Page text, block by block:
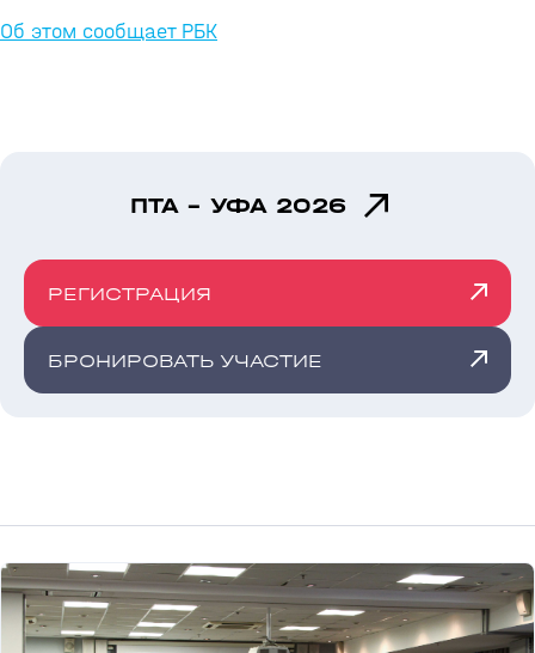
Об этом сообщает РБК
ПТА - УФА 2026
РЕГИСТРАЦИЯ
БРОНИРОВАТЬ УЧАСТИЕ